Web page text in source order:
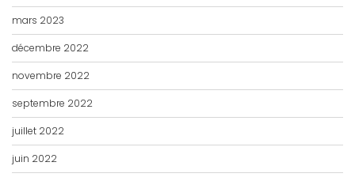
mars 2023
décembre 2022
novembre 2022
septembre 2022
juillet 2022
juin 2022